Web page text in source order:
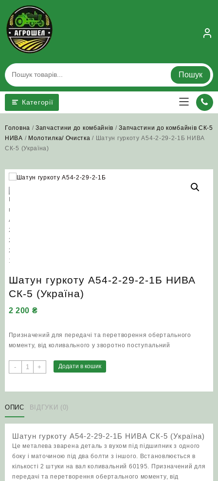
content
Пошук
Категорії
Головна /Запчастини до комбайнів /Запчастини до комбайнів СК-5
НИВА / Молотилка/ Очистка / Шатун гуркоту А54-2-29-2-1Б НИВА
СК-5 (Україна)
Шатун гуркоту А54-2-29-2-1Б НИВА
СК-5 (Україна)
2 200 ₴
Призначений для передачі та перетворення обертального
моменту, від коливального у зворотно поступальний
-
Шатун
гуркоту
29-
2-
НИВА
СК-5
(Україна)
кількість
+ Додати в кошик
ОПИС ВІДГУКИ (0)
Шатун гуркоту А54-2-29-2-1Б НИВА СК-5 (Україна)
Це металева зварена деталь з вухом під підшипник з одного
боку і маточиною під два болти з іншого. Встановлюється в
кількості 2 штуки на вал коливальний 60195. Призначений для
передачі та перетворення обертального моменту, від